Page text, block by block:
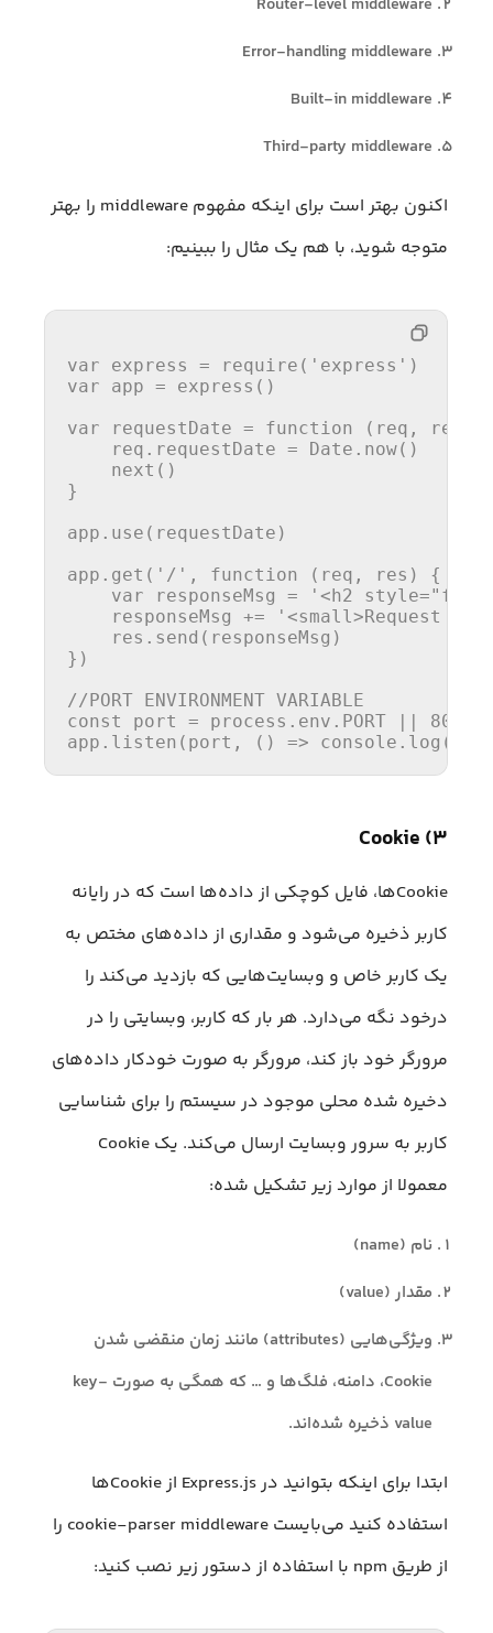
Error-handling middleware
Built-in middleware
Third-party middleware
اکنون بهتر است برای اینکه مفهوم middleware را بهتر
متوجه شوید، با هم یک مثال را ببینیم:
var express = require ( 'express'
var app = express ()
var requestDate = function ( req, res,
    req.
requestDate = Date . now()
next ()
}
app. use (requestDate)
app. get ( '/' , function ( req, res ) {
var responseMsg =
'<h2
    responseMsg +=
'<small>Request
    res.
send (responseMsg)
})
//PORT ENVIRONMENT VARIABLE
const
port = process. env . PORT || 8080
app. listen (port, () => console . log (
۳) Cookie
Cookieها، فایل کوچکی از داده‌ها است که در رایانه
کاربر ذخیره می‌شود و مقداری از داده‌های مختص به
یک کاربر خاص و وبسایت‌هایی که بازدید می‌کند را
درخود نگه می‌دارد. هر بار که کاربر، وبسایتی را در
مرورگر خود باز کند، مرورگر به صورت خودکار داده‌های
دخیره شده محلی موجود در سیستم را برای شناسایی
کاربر به سرور وبسایت ارسال می‌کند. یک Cookie
معمولا از موارد زیر تشکیل شده:
نام (name)
مقدار (value)
ویژگی‌هایی (attributes) مانند زمان منقضی شدن
Cookie، دامنه، فلگ‌ها و … که همگی به صورت key-
value ذخیره شده‌اند.
ابتدا برای اینکه بتوانید در Express.js از Cookieها
استفاده کنید می‌بایست cookie-parser middleware را
از طریق npm با استفاده از دستور زیر نصب کنید: